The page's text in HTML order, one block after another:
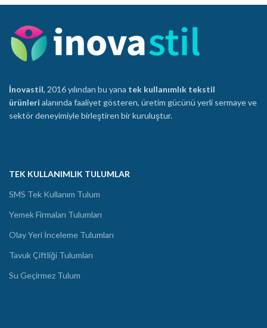
İnovastil, 2016 yılından bu yana tek kullanımlık tekstil
ürünleri alanında faaliyet gösteren, üretim gücünü yerli sermaye ve
sektör deneyimiyle birleştiren bir kuruluştur.
TEK KULLANIMLIK TULUMLAR
SMS Tek Kullanım Tulum
Yemek Firmaları Tulumları
Olay Yeri İnceleme Tulumları
Tavuk Çiftliği Tulumları
Su Geçirmez Tulum